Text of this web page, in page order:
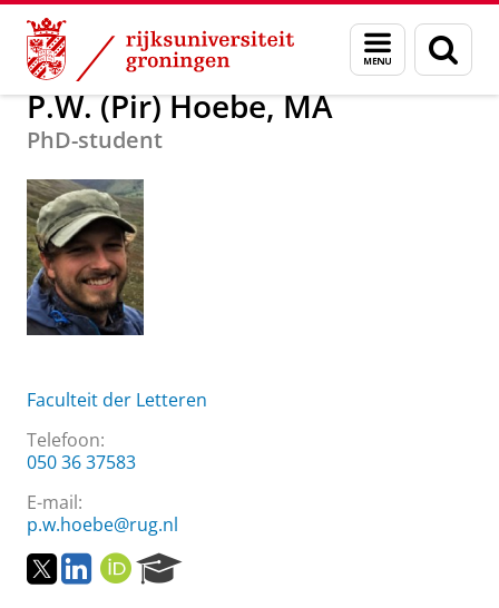
Skip
Content
Skip
Navigation
Menu
en
zoeken
Over ons P.W. (Pir) Hoebe, MA
P.W. (Pir) Hoebe, MA
PhD-student
Faculteit der Letteren
Telefoon:
050 36 37583
E-mail:
p.w.hoebe@rug.nl
T
w
L
i
O
R